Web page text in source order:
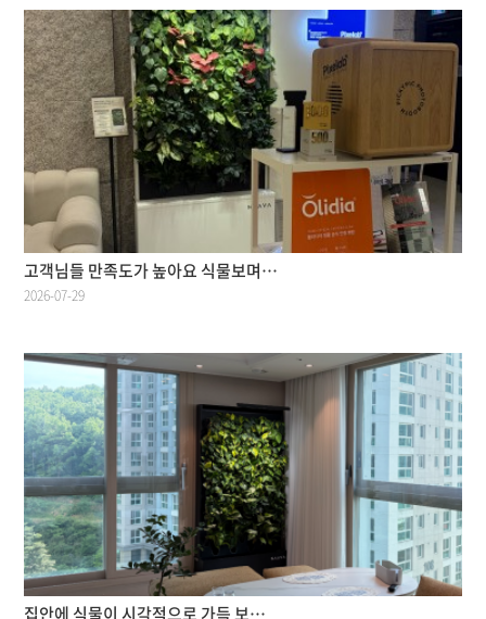
고객님들 만족도가 높아요 식물보며…
2026-07-29
집안에 식물이 시각적으로 가득 보…